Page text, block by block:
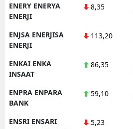
ENERY ENERYA
ENERJI
8,35
ENJSA ENERJISA
ENERJI
113,20
ENKAI ENKA
INSAAT
86,35
ENPRA ENPARA
BANK
59,10
ENSRI ENSARI
5,23